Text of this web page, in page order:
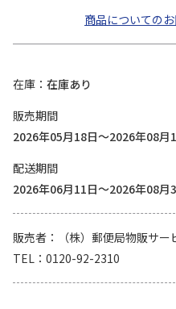
商品についての
在庫
在庫あり
販売期間
2026年05月18日～2026年08月
配送期間
2026年06月11日～2026年08月
販売者
（株）郵便局物販サー
TEL
0120-92-2310